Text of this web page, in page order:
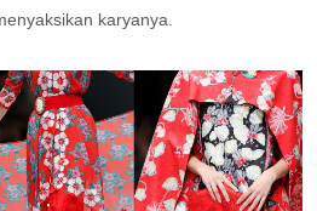
karyanya.